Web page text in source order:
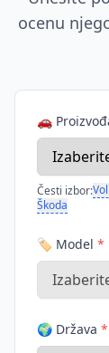
ocenu
🚗
Česti izbor:
Škoda
🏷️ Model *
🌍 Država *